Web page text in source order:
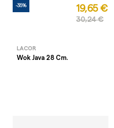
-35% 19,65 €
30,24 €
LACOR
Wok Java 28 Cm.